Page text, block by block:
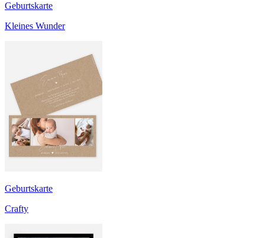
Geburtskarte
Kleines Wunder
Geburtskarte
Crafty